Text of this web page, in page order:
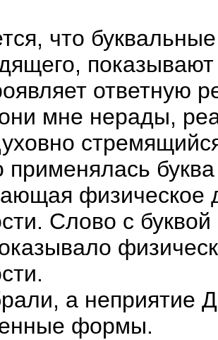
что
ответную
мне нерады,
применялась
физическое
Слово с
а неприятие
формы.